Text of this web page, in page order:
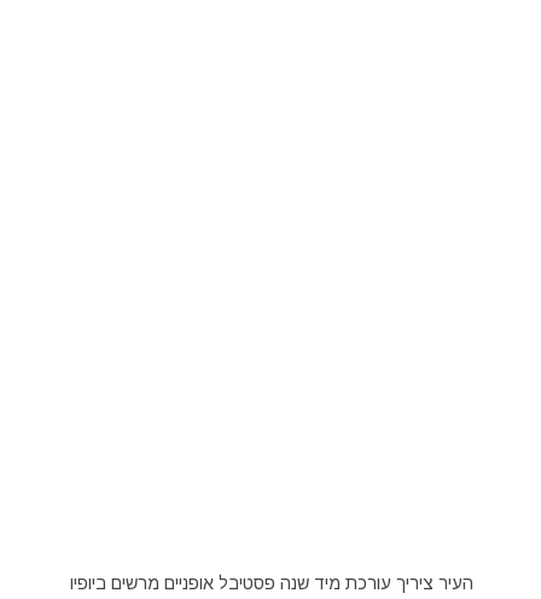
העיר ציריך עורכת מיד שנה פסטיבל אופניים מרשים ביופיו